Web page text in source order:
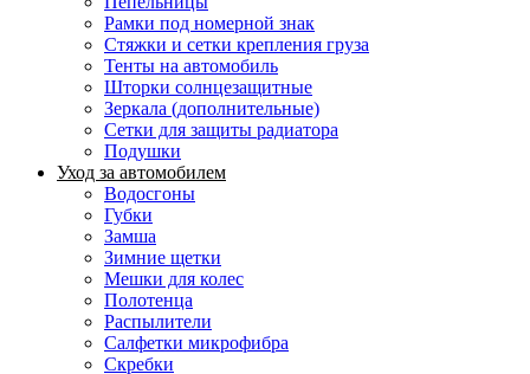
Рамки под номерной знак
Стяжки и сетки крепления груза
Тенты на автомобиль
Шторки солнцезащитные
Зеркала (дополнительные)
Сетки для защиты радиатора
Подушки
Уход за автомобилем
Водосгоны
Губки
Замша
Зимние щетки
Мешки для колес
Полотенца
Распылители
Салфетки микрофибра
Скребки